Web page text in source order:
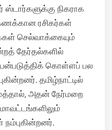
நிகராக
ரசிகர்கள்
செல்வாக்கையும்
தேர்தல்களில்
கொள்ளப் பல
தமிழ்நாட்டில்
அதன் நேர்மறை